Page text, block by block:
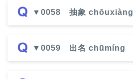
▼0058 抽象 chōuxiàng
▼0059 出名 chūmíng